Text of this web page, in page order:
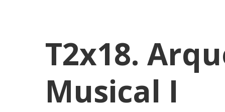
T2x18.
Musical I